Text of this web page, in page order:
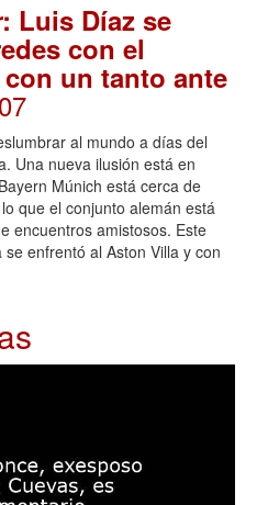
Luis Díaz se
con el
un tanto ante
al mundo a días del
Una nueva ilusión está en
Múnich está cerca de
que el conjunto alemán está
encuentros amistosos. Este
enfrentó al Aston Villa y con